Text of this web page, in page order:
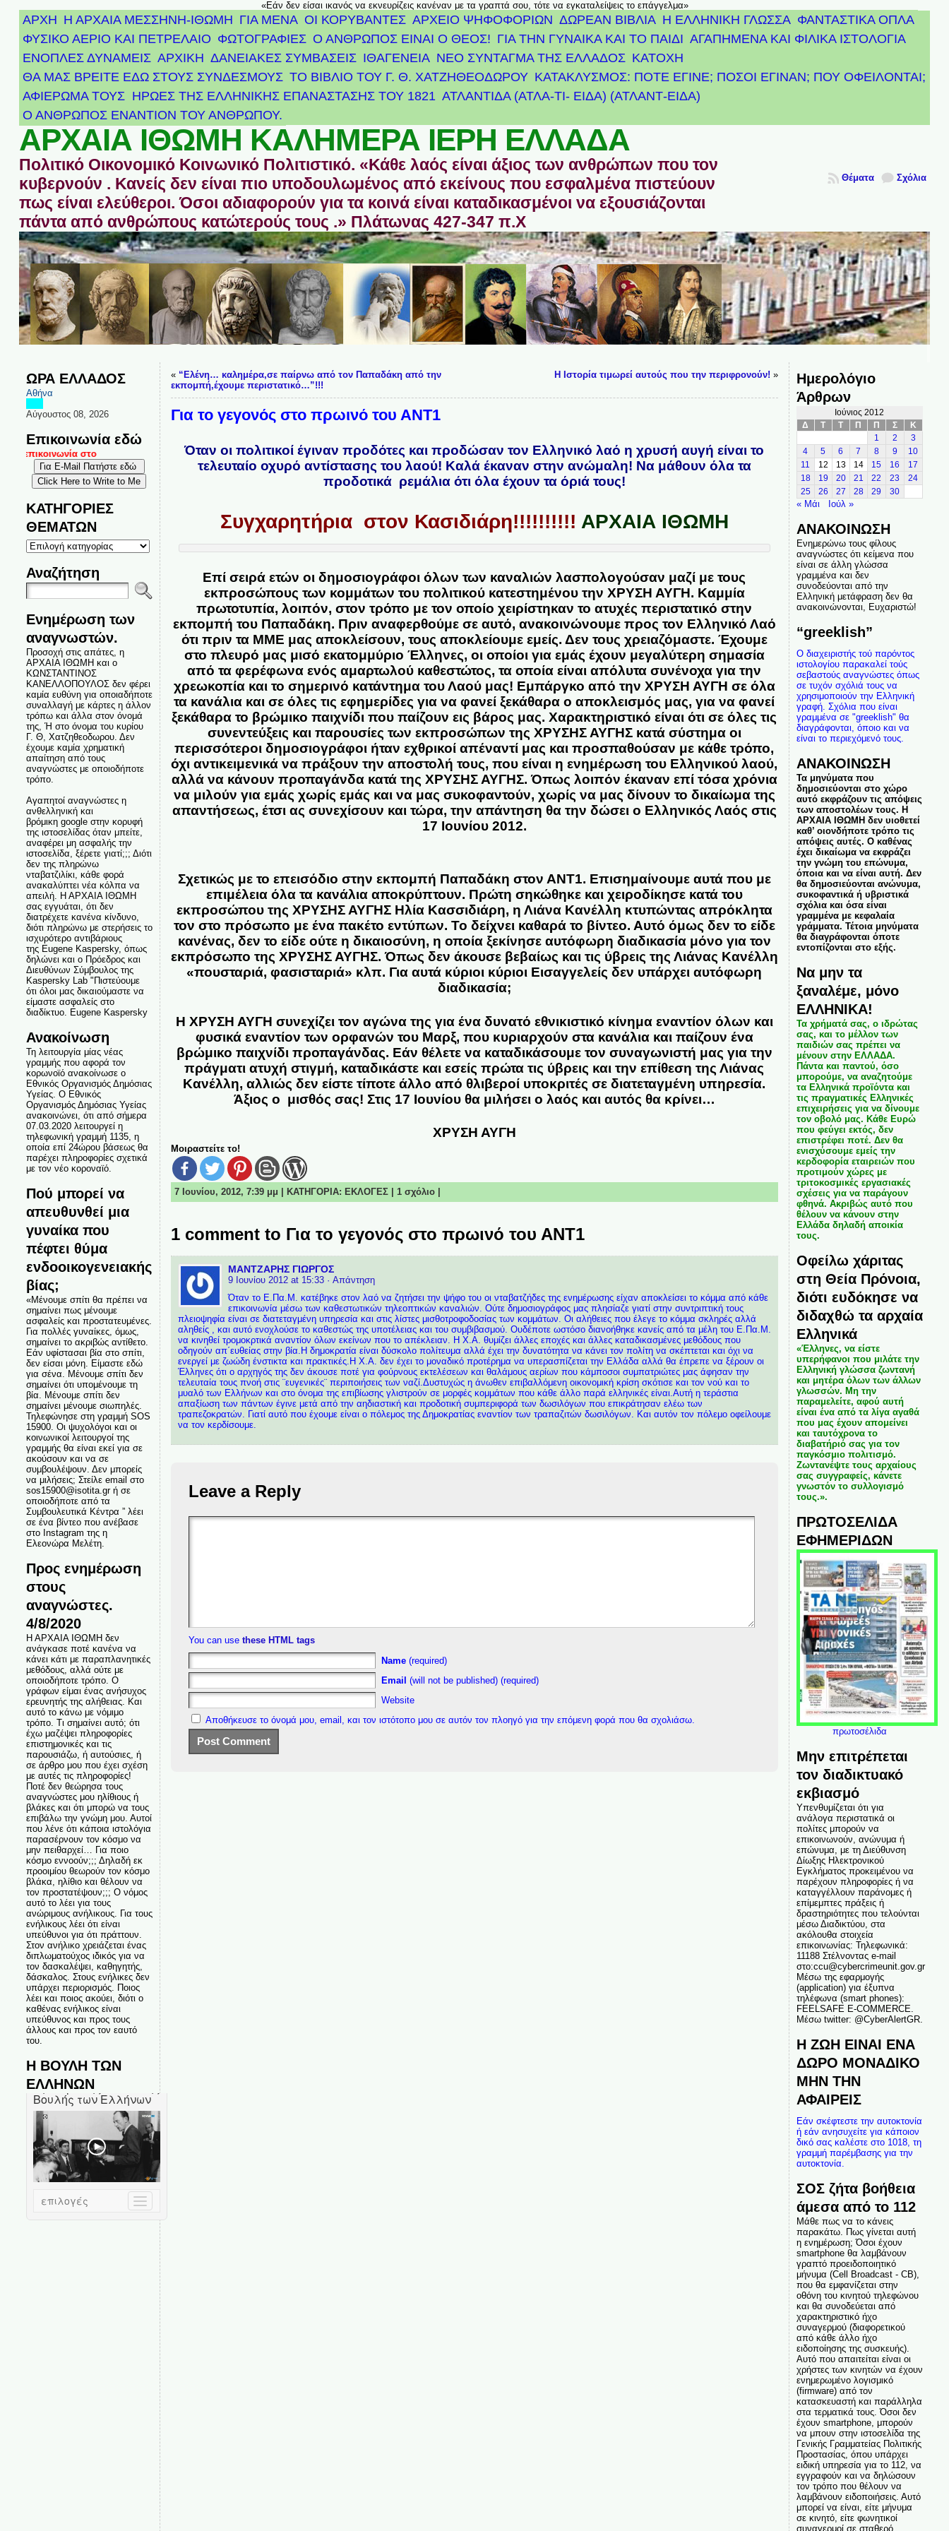
«Εάν δεν είσαι ικανός να εκνευρίζεις κανέναν με τα γραπτά σου, τότε να εγκαταλείψεις το επάγγελμα»
ΑΡΧΗ Η ΑΡΧΑΙΑ ΜΕΣΣΗΝΗ-ΙΘΩΜΗ ΓΙΑ ΜΕΝΑ ΟΙ ΚΟΡΥΒΑΝΤΕΣ ΑΡΧΕΊΟ ΨΗΦΟΦΟΡΙΏΝ ΔΩΡΕΑΝ ΒΙΒΛΙΑ Η ΕΛΛΗΝΙΚΗ ΓΛΩΣΣΑ ΦΑΝΤΑΣΤΙΚΑ ΟΠΛΑ
ΦΥΣΙΚΟ ΑΕΡΙΟ ΚΑΙ ΠΕΤΡΕΛΑΙΟ ΦΩΤΟΓΡΑΦΙΕΣ Ο ΑΝΘΡΩΠΟΣ ΕΙΝΑΙ Ο ΘΕΟΣ! ΓΙΑ ΤΗΝ ΓΥΝΑΙΚΑ ΚΑΙ ΤΟ ΠΑΙΔΙ ΑΓΑΠΗΜΕΝΑ ΚΑΙ ΦΙΛΙΚΑ ΙΣΤΟΛΟΓΙΑ
ΕΝΟΠΛΕΣ ΔΥΝΑΜΕΙΣ ΑΡΧΙΚΉ ΔΑΝΕΙΑΚΕΣ ΣΥΜΒΑΣΕΙΣ ΙΘΑΓΕΝΕΙΑ ΝΕΟ ΣΥΝΤΑΓΜΑ ΤΗΣ ΕΛΛΑΔΟΣ ΚΑΤΟΧΗ
ΘΑ ΜΑΣ ΒΡΕΙΤΕ ΕΔΩ ΣΤΟΥΣ ΣΥΝΔΕΣΜΟΥΣ ΤΟ ΒΙΒΛΙΟ ΤΟΥ Γ. Θ. ΧΑΤΖΗΘΕΟΔΩΡΟΥ ΚΑΤΑΚΛΥΣΜΟΣ: ΠΟΤΕ ΕΓΙΝΕ; ΠΟΣΟΙ ΕΓΙΝΑΝ; ΠΟΥ ΟΦΕΙΛΟΝΤΑΙ;
ΑΦΙΈΡΩΜΑ ΤΟΥΣ ΉΡΩΕΣ ΤΗΣ ΕΛΛΗΝΙΚΉΣ ΕΠΑΝΆΣΤΑΣΗΣ ΤΟΥ 1821 ΑΤΛΑΝΤΊΔΑ (ΑΤΛΑ-ΤΙ- ΕΙΔΑ) (ΑΤΛΑΝΤ-ΕΙΔΑ)
Ο ΑΝΘΡΩΠΟΣ ΕΝΑΝΤΙΟΝ ΤΟΥ ΑΝΘΡΩΠΟΥ.
ΑΡΧΑΙΑ ΙΘΩΜΗ ΚΑΛΗΜΕΡΑ ΙΕΡΗ ΕΛΛΑΔΑ
Πολιτικό Οικονομικό Κοινωνικό Πολιτιστικό. «Κάθε λαός είναι άξιος των ανθρώπων που τον
κυβερνούν . Κανείς δεν είναι πιο υποδουλωμένος από εκείνους που εσφαλμένα πιστεύουν
πως είναι ελεύθεροι. Όσοι αδιαφορούν για τα κοινά είναι καταδικασμένοι να εξουσιάζονται
πάντα από ανθρώπους κατώτερούς τους .» Πλάτωνας 427-347 π.Χ
Σχόλια
Θέματα
ΩΡΑ ΕΛΛΑΔΟΣ
Αθήνα
Αύγουστος 08, 2026
Επικοινωνία εδώ
επικοινωνία στο
ΚΑΤΗΓΟΡΙΕΣ
ΘΕΜΑΤΩΝ
ΚΑΤΗΓΟΡΙΕΣ
ΘΕΜΑΤΩΝ
Αναζήτηση
Ενημέρωση των
αναγνωστών.
Προσοχή στις απάτες, η
ΑΡΧΑΙΑ ΙΘΩΜΗ και ο
ΚΩΝΣΤΑΝΤΙΝΟΣ
ΚΑΝΕΛΛΟΠΟΥΛΟΣ δεν φέρει
καμία ευθύνη για οποιαδήποτε
συναλλαγή με κάρτες η άλλον
τρόπω και άλλα στον όνομά
της, Ή στο όνομα του κυρίου
Γ. Θ, Χατζηθεοδωρου. Δεν
έχουμε καμία χρηματική
απαίτηση από τους
αναγνώστες με οποιοδήποτε
τρόπο.
Αγαπητοί αναγνώστες η
ανθελληνική και
βρόμικη google στην κορυφή
της ιστοσελίδας όταν μπείτε,
αναφέρει μη ασφαλής την
ιστοσελίδα, ξέρετε γιατί;;; Διότι
δεν της πληρώνω
νταβατζιλίκι, κάθε φορά
ανακαλύπτει νέα κόλπα να
απειλή. Η ΑΡΧΑΙΑ ΙΘΩΜΗ
σας εγγυάται, ότι δεν
διατρέχετε κανένα κίνδυνο,
διότι πληρώνω με στερήσεις το
ισχυρότερο αντιβάριους
της Eugene Kaspersky, όπως
δηλώνει και ο Πρόεδρος και
Διευθύνων Σύμβουλος της
Kaspersky Lab "Πιστεύουμε
ότι όλοι μας δικαιούμαστε να
είμαστε ασφαλείς στο
διαδίκτυο. Eugene Kaspersky
Ανακοίνωση
Τη λειτουργία μίας νέας
γραμμής που αφορά τον
κορωνοϊό ανακοίνωσε ο
Εθνικός Οργανισμός Δημόσιας
Υγείας. Ο Εθνικός
Οργανισμός Δημόσιας Υγείας
ανακοινώνει, ότι από σήμερα
07.03.2020 λειτουργεί η
τηλεφωνική γραμμή 1135, η
οποία επί 24ώρου βάσεως θα
παρέχει πληροφορίες σχετικά
με τον νέο κοροναϊό.
Πού μπορεί να
απευθυνθεί μια
γυναίκα που
πέφτει θύμα
ενδοοικογενειακής
βίας;
«Μένουμε σπίτι θα πρέπει να
σημαίνει πως μένουμε
ασφαλείς και προστατευμένες.
Για πολλές γυναίκες, όμως,
σημαίνει το ακριβώς αντίθετο.
Εάν υφίστασαι βία στο σπίτι,
δεν είσαι μόνη. Είμαστε εδώ
για σένα. Μένουμε σπίτι δεν
σημαίνει ότι υπομένουμε τη
βία. Μένουμε σπίτι δεν
σημαίνει μένουμε σιωπηλές.
Τηλεφώνησε στη γραμμή SOS
15900. Οι ψυχολόγοι και οι
κοινωνικοί λειτουργοί της
γραμμής θα είναι εκεί για σε
ακούσουν και να σε
συμβουλέψουν. Δεν μπορείς
να μιλήσεις; Στείλε email στο
sos15900@isotita.gr ή σε
οποιοδήποτε από τα
Συμβουλευτικά Κέντρα ” λέει
σε ένα βίντεο που ανέβασε
στο Instagram της η
Ελεονώρα Μελέτη.
Προς ενημέρωση
στους
αναγνώστες.
4/8/2020
Η ΑΡΧΑΙΑ ΙΘΩΜΗ δεν
ανάγκασε ποτέ κανένα να
κάνει κάτι με παραπλανητικές
μεθόδους, αλλά ούτε με
οποιοδήποτε τρόπο. Ο
γράφων είμαι ένας ανήσυχος
ερευνητής της αλήθειας. Και
αυτό το κάνω με νόμιμο
τρόπο. Τι σημαίνει αυτό; ότι
έχω μαζέψει πληροφορίες
επιστημονικές και τις
παρουσιάζω, ή αυτούσιες, ή
σε άρθρο μου που έχει σχέση
με αυτές τις πληροφορίες!
Ποτέ δεν θεώρησα τους
αναγνώστες μου ηλίθιους ή
βλάκες και ότι μπορώ να τους
επιβάλω την γνώμη μου. Αυτοί
που λένε ότι κάποια ιστολόγια
παρασέρνουν τον κόσμο να
μην πειθαρχεί… Για ποιο
κόσμο εννοούν;;; Δηλαδή εκ
προοιμίου θεωρούν τον κόσμο
βλάκα, ηλίθιο και θέλουν να
τον προστατέψουν;;; Ο νόμος
αυτό το λέει για τους
ανώριμους ανήλικους. Για τους
ενήλικους λέει ότι είναι
υπεύθυνοι για ότι πράττουν.
Στον ανήλικο χρειάζεται ένας
διπλωματούχος ιδικός για να
τον δασκαλέψει, καθηγητής,
δάσκαλος. Στους ενήλικες δεν
υπάρχει περιορισμός. Ποιος
λέει και ποιος ακούει, διότι ο
καθένας ενήλικος είναι
υπεύθυνος και προς τους
άλλους και προς τον εαυτό
του.
Η ΒΟΥΛΗ ΤΩΝ
ΕΛΛΗΝΩΝ
« “Ελένη… καλημέρα,σε παίρνω από τον Παπαδάκη από την
εκπομπή,έχουμε περιστατικό…”!!!
Η Ιστορία τιμωρεί αυτούς που την περιφρονούν! »
Για το γεγονός στο πρωινό του ΑΝΤ1
Όταν οι πολιτικοί έγιναν προδότες και προδώσαν τον Ελληνικό λαό η χρυσή αυγή είναι το
τελευταίο οχυρό αντίστασης του λαού! Καλά έκαναν στην ανώμαλη! Να μάθουν όλα τα
προδοτικά ρεμάλια ότι όλα έχουν τα όριά τους!
Συγχαρητήρια στον Κασιδιάρη!!!!!!!!!! ΑΡΧΑΙΑ ΙΘΩΜΗ
Επί σειρά ετών οι δημοσιογράφοι όλων των καναλιών λασπολογούσαν μαζί με τους
εκπροσώπους των κομμάτων του πολιτικού κατεστημένου την ΧΡΥΣΗ ΑΥΓΗ. Καμμία
πρωτοτυπία, λοιπόν, στον τρόπο με τον οποίο χειρίστηκαν το ατυχές περιστατικό στην
εκπομπή του Παπαδάκη. Πριν αναφερθούμε σε αυτό, ανακοινώνουμε προς τον Ελληνικό Λαό
ότι πριν τα ΜΜΕ μας αποκλείσουν, τους αποκλείουμε εμείς. Δεν τους χρειαζόμαστε. Έχουμε
στο πλευρό μας μισό εκατομμύριο Έλληνες, οι οποίοι για εμάς έχουν μεγαλύτερη σημασία
από τα φερέφωνα ενός αμαρτωλού καθεστώτος, τα οποία είναι απόλυτα συνένοχα για την
χρεωκοπία και το σημερινό κατάντημα του Λαού μας! Εμπάργκο από την ΧΡΥΣΗ ΑΥΓΗ σε όλα
τα κανάλια και σε όλες τις εφημερίδες για να φανεί ξεκάθαρα ο αποκλεισμός μας, για να φανεί
ξεκάθαρα το βρώμικο παιχνίδι που παίζουν εις βάρος μας. Χαρακτηριστικό είναι ότι σε όλες τις
συνεντεύξεις και παρουσίες των εκπροσώπων της ΧΡΥΣΗΣ ΑΥΓΗΣ κατά σύστημα οι
περισσότεροι δημοσιογράφοι ήταν εχθρικοί απέναντί μας και προσπαθούσαν με κάθε τρόπο,
όχι αντικειμενικά να πράξουν την αποστολή τους, που είναι η ενημέρωση του Ελληνικού λαού,
αλλά να κάνουν προπαγάνδα κατά της ΧΡΥΣΗΣ ΑΥΓΗΣ. Όπως λοιπόν έκαναν επί τόσα χρόνια
να μιλούν για εμάς χωρίς εμάς και να μας συκοφαντούν, χωρίς να μας δίνουν το δικαίωμα της
απαντήσεως, έτσι ας συνεχίσουν και τώρα, την απάντηση θα την δώσει ο Ελληνικός Λαός στις
17 Ιουνίου 2012.
Σχετικώς με το επεισόδιο στην εκπομπή Παπαδάκη στον ΑΝΤ1. Επισημαίνουμε αυτά που με
επιμέλεια όλα τα κανάλια αποκρύπτουν. Πρώτη σηκώθηκε και χειροδίκησε κατά του
εκπροσώπου της ΧΡΥΣΗΣ ΑΥΓΗΣ Ηλία Κασσιδιάρη, η Λιάνα Κανέλλη κτυπώντας απρόκλητα
τον στο πρόσωπο με ένα πακέτο εντύπων. Το δείχνει καθαρά το βίντεο. Αυτό όμως δεν το είδε
κανένας, δεν το είδε ούτε η δικαιοσύνη, η οποία ξεκίνησε αυτόφωρη διαδικασία μόνο για τον
εκπρόσωπο της ΧΡΥΣΗΣ ΑΥΓΗΣ. Όπως δεν άκουσε βεβαίως και τις ύβρεις της Λιάνας Κανέλλη
«πουσταριά, φασισταριά» κλπ. Για αυτά κύριοι κύριοι Εισαγγελείς δεν υπάρχει αυτόφωρη
διαδικασία;
Η ΧΡΥΣΗ ΑΥΓΗ συνεχίζει τον αγώνα της για ένα δυνατό εθνικιστικό κίνημα εναντίον όλων και
φυσικά εναντίον των ορφανών του Μαρξ, που κυριαρχούν στα κανάλια και παίζουν ένα
βρώμικο παιχνίδι προπαγάνδας. Εάν θέλετε να καταδικάσουμε τον συναγωνιστή μας για την
πράγματι ατυχή στιγμή, καταδικάστε και εσείς πρώτα τις ύβρεις και την επίθεση της Λιάνας
Κανέλλη, αλλιώς δεν είστε τίποτε άλλο από θλιβεροί υποκριτές σε διατεταγμένη υπηρεσία.
Άξιος ο μισθός σας! Στις 17 Ιουνίου θα μιλήσει ο λαός και αυτός θα κρίνει…
ΧΡΥΣΗ ΑΥΓΗ
Μοιραστείτε το!
7 Ιουνίου, 2012, 7:39 μμ | ΚΑΤΗΓΟΡΙΑ: ΕΚΛΟΓΕΣ| 1 σχόλιο|
1 comment to Για το γεγονός στο πρωινό του ΑΝΤ1
ΜΑΝΤΖΑΡΗΣ ΓΙΩΡΓΟΣ
9 Ιουνίου 2012 at 15:33 · Απάντηση
Όταν το Ε.Πα.Μ. κατέβηκε στον λαό να ζητήσει την ψήφο του οι νταβατζήδες της ενημέρωσης είχαν αποκλείσει το κόμμα από κάθε
επικοινωνία μέσω των καθεστωτικών τηλεοπτικών καναλιών. Ούτε δημοσιογράφος μας πλησίαζε γιατί στην συντριπτική τους
πλειοψηφία είναι σε διατεταγμένη υπηρεσία και στις λίστες μισθοτροφοδοσίας των κομμάτων. Οι αλήθειες που έλεγε το κόμμα σκληρές αλλά
αληθείς , και αυτό ενοχλούσε το καθεστώς της υποτέλειας και του συμβιβασμού. Ουδέποτε ωστόσο διανοήθηκε κανείς από τα μέλη του Ε.Πα.Μ.
να κινηθεί τρομοκρτικά αναντίον όλων εκείνων που το απέκλειαν. Η Χ.Α. θυμίζει άλλες εποχές και άλλες καταδικασμένες μεθόδους που
οδηγούν απ΄ευθείας στην βία.Η δημοκρατία είναι δύσκολο πολίτευμα αλλά έχει την δυνατότητα να κάνει τον πολίτη να σκέπτεται και όχι να
ενεργεί με ζωώδη ένστικτα και πρακτικές.Η Χ.Α. δεν έχει το μοναδικό προτέρημα να υπερασπίζεται την Ελλάδα αλλά θα έπρεπε να ξέρουν οι
Έλληνες ότι ο αρχηγός της δεν άκουσε ποτέ για φούρνους εκτελέσεων και θαλάμους αερίων που κάμποσοι συμπατριώτες μας άφησαν την
τελευταία τους πνοή στις ¨ευγενικές¨ περιποιήσεις των ναζί.Δυστυχώς η άνωθεν επιβαλλόμενη οικονομική κρίση σκότισε και τον νού και το
μυαλό των Ελλήνων και στο όνομα της επιβίωσης γλιστρούν σε μορφές κομμάτων που κάθε άλλο παρά ελληνικές είναι.Αυτή η τεράστια
απαξίωση των πάντων έγινε μετά από την αηδιαστική και προδοτική συμπεριφορά των δωσιλόγων που επικράτησαν ελέω των
τραπεζοκρατών. Γιατί αυτό που έχουμε είναι ο πόλεμος της Δημοκρατίας εναντίον των τραπαζιτών δωσιλόγων. Και αυτόν τον πόλεμο οφείλουμε
να τον κερδίσουμε.
Leave a Reply
You can use these HTML tags
Name (required)
Email (will not be published) (required)
Website
Αποθήκευσε το όνομά μου, email, και τον ιστότοπο μου σε αυτόν τον πλοηγό για την επόμενη φορά που θα σχολιάσω.
Ημερολόγιο
Άρθρων
Ιούνιος 2012
Δ
Τ Τ Π Π Σ
Κ
1
2
3
4
5 6 7 8 9
10
11
12 13 14 15 16
17
18
19 20 21 22 23
24
25
26 27 28 29 30
« Μάι Ιούλ »
ΑΝΑΚΟΙΝΩΣΗ
Ενημερώνω τους φίλους
αναγνώστες ότι κείμενα που
είναι σε άλλη γλώσσα
γραμμένα και δεν
συνοδεύονται από την
Ελληνική μετάφραση δεν θα
ανακοινώνονται, Ευχαριστώ!
“greeklish”
Ο διαχειριστής τού παρόντος
ιστολογίου παρακαλεί τούς
σεβαστούς αναγνώστες όπως
σε τυχόν σχόλιά τους να
χρησιμοποιούν την Ελληνική
γραφή. Σχόλια που είναι
γραμμένα σε "greeklish" θα
διαγράφονται, όποιο και να
είναι το περιεχόμενό τους.
ΑΝΑΚΟΙΝΩΣΗ
Τα μηνύματα που
δημοσιεύονται στο χώρο
αυτό εκφράζουν τις απόψεις
των αποστολέων τους. Η
ΑΡΧΑΙΑ ΙΘΩΜΗ δεν υιοθετεί
καθ’ οιονδήποτε τρόπο τις
απόψεις αυτές. Ο καθένας
έχει δικαίωμα να εκφράζει
την γνώμη του επώνυμα,
όποια και να είναι αυτή. Δεν
θα δημοσιεύονται ανώνυμα,
συκοφαντικά ή υβριστικά
σχόλια και όσα είναι
γραμμένα με κεφαλαία
γράμματα. Τέτοια μηνύματα
θα διαγράφονται όποτε
εντοπίζονται στο εξής.
Να μην τα
ξαναλέμε, μόνο
ΕΛΛΗΝΙΚΑ!
Τα χρήματά σας, ο ιδρώτας
σας, και το μέλλον των
παιδιών σας πρέπει να
μένουν στην ΕΛΛΑΔΑ.
Πάντα και παντού, όσο
μπορούμε, να αναζητούμε
τα Ελληνικά προϊόντα και
τις πραγματικές Ελληνικές
επιχειρήσεις για να δίνουμε
τον οβολό μας. Κάθε Ευρώ
που φεύγει εκτός, δεν
επιστρέφει ποτέ. Δεν θα
ενισχύσουμε εμείς την
κερδοφορία εταιρειών που
προτιμούν χώρες με
τριτοκοσμικές εργασιακές
σχέσεις για να παράγουν
φθηνά. Ακριβώς αυτό που
θέλουν να κάνουν στην
Ελλάδα δηλαδή αποικία
τους.
Οφείλω χάριτας
στη Θεία Πρόνοια,
διότι ευδόκησε να
διδαχθώ τα αρχαία
Ελληνικά
«Έλληνες, να είστε
υπερήφανοι που μιλάτε την
Ελληνική γλώσσα ζωντανή
και μητέρα όλων των άλλων
γλωσσών. Μη την
παραμελείτε, αφού αυτή
είναι ένα από τα λίγα αγαθά
που μας έχουν απομείνει
και ταυτόχρονα το
διαβατήριό σας για τον
παγκόσμιο πολιτισμό.
Ζωντανέψτε τους αρχαίους
σας συγγραφείς, κάνετε
γνωστόν το συλλογισμό
τους.».
ΠΡΩΤΟΣΕΛΙΔΑ
ΕΦΗΜΕΡΙΔΩΝ
πρωτοσέλιδα
Μην επιτρέπεται
τον διαδικτυακό
εκβιασμό
Υπενθυμίζεται ότι για
ανάλογα περιστατικά οι
πολίτες μπορούν να
επικοινωνούν, ανώνυμα ή
επώνυμα, με τη Διεύθυνση
Δίωξης Ηλεκτρονικού
Εγκλήματος προκειμένου να
παρέχουν πληροφορίες ή να
καταγγέλλουν παράνομες ή
επίμεμπτες πράξεις ή
δραστηριότητες που τελούνται
μέσω Διαδικτύου, στα
ακόλουθα στοιχεία
επικοινωνίας: Τηλεφωνικά:
11188 Στέλνοντας e-mail
στο:ccu@cybercrimeunit.gov.gr
Μέσω της εφαρμογής
(application) για έξυπνα
τηλέφωνα (smart phones):
FEELSAFE E-COMMERCE.
Μέσω twitter: @CyberAlertGR.
Η ΖΩΗ ΕΙΝΑΙ ΕΝΑ
ΔΩΡΟ ΜΟΝΑΔΙΚΟ
ΜΗΝ ΤΗΝ
ΑΦΑΙΡΕΙΣ
Εάν σκέφτεστε την αυτοκτονία
ή εάν ανησυχείτε για κάποιον
δικό σας καλέστε στο 1018, τη
γραμμή παρέμβασης για την
αυτοκτονία.
ΣΟΣ ζήτα βοήθεια
άμεσα από το 112
Μάθε πως να το κάνεις
παρακάτω. Πως γίνεται αυτή
η ενημέρωση; Όσοι έχουν
smartphone θα λαμβάνουν
γραπτό προειδοποιητικό
μήνυμα (Cell Broadcast - CB),
που θα εμφανίζεται στην
οθόνη του κινητού τηλεφώνου
και θα συνοδεύεται από
χαρακτηριστικό ήχο
συναγερμού (διαφορετικού
από κάθε άλλο ήχο
ειδοποίησης της συσκευής).
Αυτό που απαιτείται είναι οι
χρήστες των κινητών να έχουν
ενημερωμένο λογισμικό
(firmware) από τον
κατασκευαστή και παράλληλα
στα τερματικά τους. Όσοι δεν
έχουν smartphone, μπορούν
να μπουν στην ιστοσελίδα της
Γενικής Γραμματείας Πολιτικής
Προστασίας, όπου υπάρχει
ειδική υπηρεσία για το 112, να
εγγραφούν και να δηλώσουν
τον τρόπο που θέλουν να
λαμβάνουν ειδοποιήσεις. Αυτό
μπορεί να είναι, είτε μήνυμα
σε κινητό, είτε φωνητικοί
συναγερμοί σε σταθερό